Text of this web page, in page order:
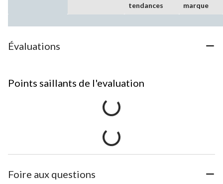
tendances
marque
Évaluations
Points saillants de l'evaluation
Foire aux questions